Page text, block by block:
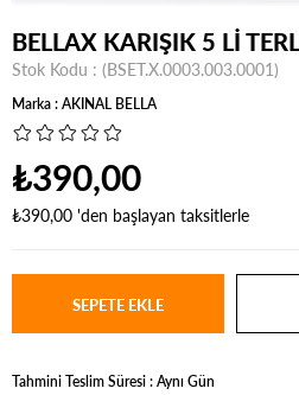
BELLAX KARIŞIK 5 Lİ
Stok Kodu (BSET.X.0003.003.0001)
Marka:AKINAL BELLA
₺390,00
₺390,00 'den başlayan taksitlerle
Tahmini Teslim Süresi:Aynı Gün